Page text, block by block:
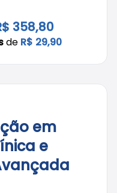
358,80
de R$ 29,90
em
e